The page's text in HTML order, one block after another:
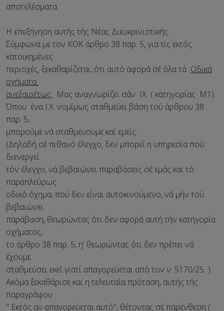
αποτελέσματα.
Η επεξήγηση αυτής τής Νέας Διευκρινιστικής.
Σύμφωνα με τον ΚΟΚ άρθρο 38 παρ. 5, για τίς εκτός
κατοικημένες
περιοχές, ξεκαθαρίζεται, ότι αυτό αφορά σέ όλα τά Οδικά
οχήματα
ανεξαιρέτως. Μας αναγνωρίζει σάν ΙΧ ( κατηγορίας Μ1).
Όπου ένα Ι.Χ. νομίμως σταθμεύει βάση τού άρθρου 38
παρ. 5,
μπορούμε νά σταθμευουμε καί εμείς.
(Δηλαδή σέ πιθανό έλεγχο, δεν μπορεί η υπηρεσία πού
διενεργεί
τόν έλεγχο, νά βεβαιώνει παραβάσεις σέ εμάς και τό
παραπλεύρως
οδικό όχημα, πού δεν είναι αυτοκινούμενο, νά μήν τού
βεβαιώνει
παράβαση, θεωρώντας ότι δεν αφορά αυτή τήν κατηγορία
οχήματος,
το άρθρο 38 παρ. 5, η' θεωρώντας ότι δεν πρέπει νά
έχουμε
σταθμεύσει εκεί γιατί απαγορεύεται από τον ν. 5170/25 ).
Ακόμα ξεκαθάρισε και η τελευταία πρόταση, αυτής τής
παραγράφου
" Εκτός αν απαγορεύεται αυτό", θέτοντας σέ παρένθεση (